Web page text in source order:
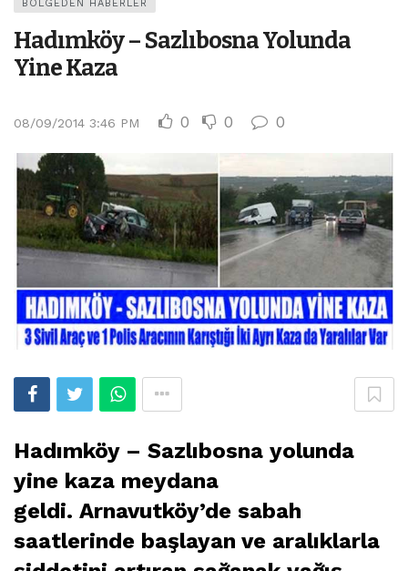
BÖLGEDEN HABERLER
Hadımköy – Sazlıbosna Yolunda
Yine Kaza
08/09/2014 3:46 PM 0 0 0
Hadımköy – Sazlıbosna yolunda
yine kaza meydana
geldi. Arnavutköy’de sabah
saatlerinde başlayan ve aralıklarla